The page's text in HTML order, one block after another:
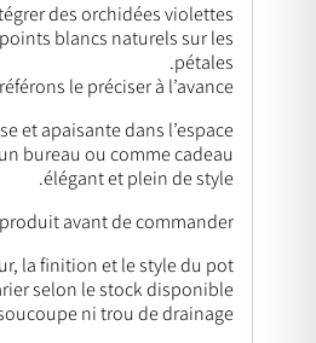
des orchidées violettes
blancs naturels sur les
pétales.
le préciser à l’avance.
et apaisante dans l’espace.
bureau ou comme cadeau
élégant et plein de style.
avant de commander.
la finition et le style du pot
selon le stock disponible.
ni trou de drainage.